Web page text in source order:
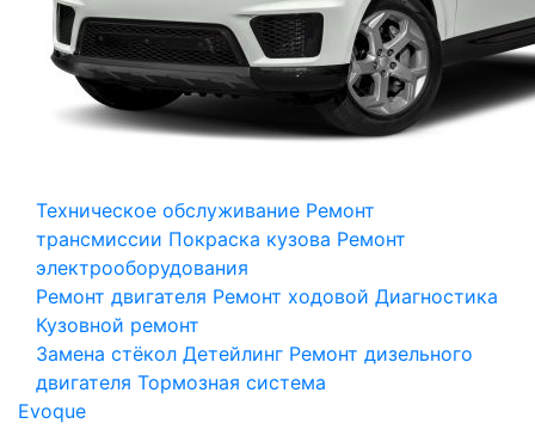
Техническое обслуживание Ремонт
трансмиссии Покраска кузова Ремонт
электрооборудования
Ремонт двигателя Ремонт ходовой Диагностика
Кузовной ремонт
Замена стёкол Детейлинг Ремонт дизельного
двигателя Тормозная система
Evoque